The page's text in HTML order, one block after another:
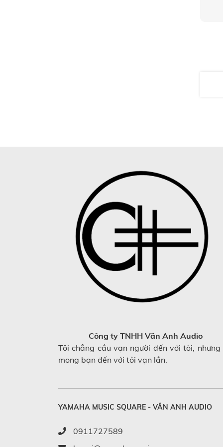
Công ty TNHH Văn Anh Audio
Tôi chẳng cầu vạn người đến với tôi, nhưng
mong bạn đến với tôi vạn lần.
YAMAHA MUSIC SQUARE - VĂN ANH AUDIO
0911727589